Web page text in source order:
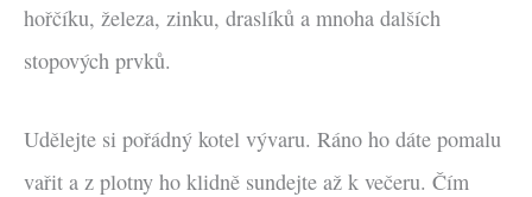
hořčíku, železa, zinku, draslíků a mnoha dalších
stopových prvků.
Udělejte si pořádný kotel vývaru. Ráno ho dáte pomalu
vařit a z plotny ho klidně sundejte až k večeru. Čím